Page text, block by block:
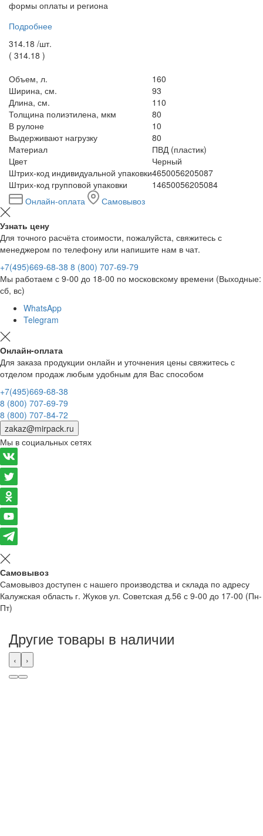
формы оплаты и региона
Подробнее
314.18 /шт.
( 314.18 )
Объем, л.
160
Ширина, см.
93
Длина, см.
110
Толщина полиэтилена, мкм
80
В рулоне
10
Выдерживают нагрузку
80
Материал
ПВД (пластик)
Цвет
Черный
Штрих-код индивидуальной упаковки4650056205087
Штрих-код групповой упаковки
14650056205084
Онлайн-оплата
Самовывоз
Узнать цену
Для точного расчёта стоимости, пожалуйста, свяжитесь с
менеджером по телефону или напишите нам в чат.
+7(495)669-68-38 8 (800) 707-69-79
Мы работаем с 9-00 до 18-00 по московскому времени (Выходные:
сб, вс)
WhatsApp
Telegram
Онлайн-оплата
Для заказа продукции онлайн и уточнения цены свяжитесь с
отделом продаж любым удобным для Вас способом
+7(495)669-68-38
8 (800) 707-69-79
8 (800) 707-84-72
zakaz@mirpack.ru
Мы в социальных сетях
Самовывоз
Самовывоз доступен с нашего производства и склада по адресу
Калужская область г. Жуков ул. Советская д.56 с 9-00 до 17-00 (Пн-
Пт)
Другие товары в наличии
‹ ›